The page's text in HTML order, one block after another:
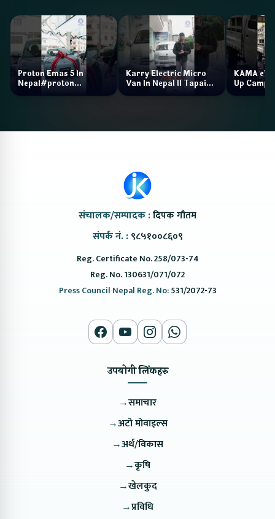
Proton Emas 5 In
Nepal#proton
#protonemas5#protonnepal#evcarnepal
Karry Electric Micro
Van In Nepal II Tapaiko
Bazar II Jankari
KAMA eV
Up Camp
संचालक/सम्पादक :दिपक गौतम
संपर्क नं. : ९८५१००८६०९
Reg. Certificate No. 258/073-74
Reg. No. 130631/071/072
Press Council Nepal Reg. No:531/2072-73
उपयोगी लिंकहरु
→समाचार
→अटो मोवाइल्स
→अर्थ/विकास
→कृषि
→खेलकुद
→प्रविधि